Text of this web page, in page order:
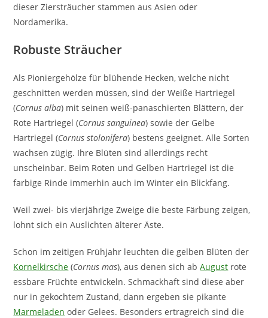
dieser Ziersträucher stammen aus Asien oder
Nordamerika.
Robuste Sträucher
Als Pioniergehölze für blühende Hecken, welche nicht
geschnitten werden müssen, sind der Weiße Hartriegel
(Cornus alba) mit seinen weiß-panaschierten Blättern, der
Rote Hartriegel (Cornus sanguinea) sowie der Gelbe
Hartriegel (Cornus stolonifera) bestens geeignet. Alle Sorten
wachsen zügig. Ihre Blüten sind allerdings recht
unscheinbar. Beim Roten und Gelben Hartriegel ist die
farbige Rinde immerhin auch im Winter ein Blickfang.
Weil zwei- bis vierjährige Zweige die beste Färbung zeigen,
lohnt sich ein Auslichten älterer Äste.
Schon im zeitigen Frühjahr leuchten die gelben Blüten der
Kornelkirsche (Cornus mas), aus denen sich abAugust rote
essbare Früchte entwickeln. Schmackhaft sind diese aber
nur in gekochtem Zustand, dann ergeben sie pikante
Marmeladen oder Gelees. Besonders ertragreich sind die